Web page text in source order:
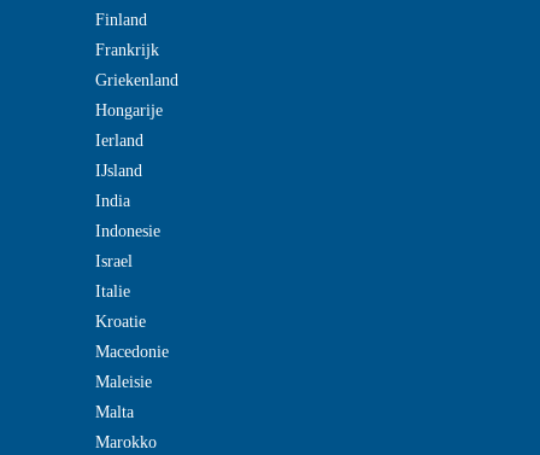
Finland
Frankrijk
Griekenland
Hongarije
Ierland
IJsland
India
Indonesie
Israel
Italie
Kroatie
Macedonie
Maleisie
Malta
Marokko